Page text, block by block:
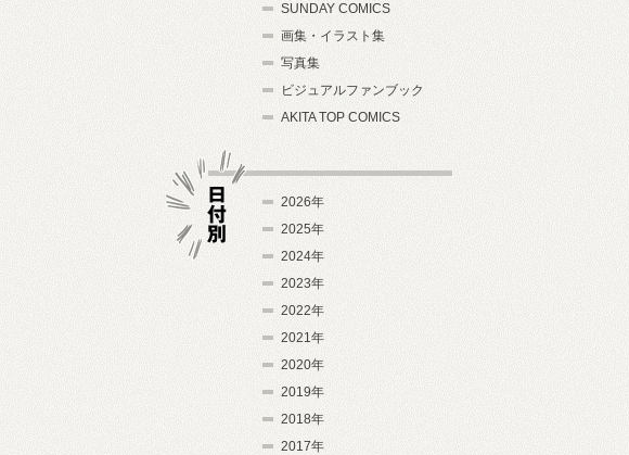
SUNDAY COMICS
画集・イラスト集
写真集
ビジュアルファンブック
AKITA TOP COMICS
2026年
2025年
2024年
2023年
2022年
2021年
2020年
2019年
2018年
2017年